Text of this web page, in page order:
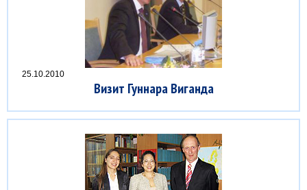
25.10.2010
Визит Гуннара Виганда